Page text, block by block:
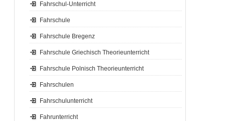
Fahrschul-Unterricht
Fahrschule
Fahrschule Bregenz
Fahrschule Griechisch Theorieunterricht
Fahrschule Polnisch Theorieunterricht
Fahrschulen
Fahrschulunterricht
Fahrunterricht